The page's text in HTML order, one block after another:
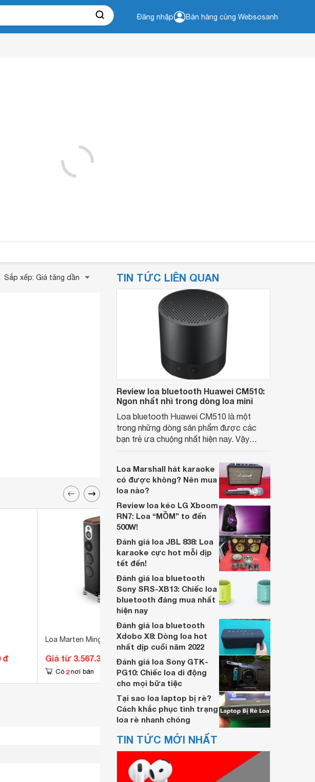
Đăng nhập Bán hàng cùng Websosanh
Sắp xếp: Giá tăng dần
đ
Loa Marten Mingus Septet
Giá từ 3.567.300.000 đ
Có 2 nơi bán
Loa Sonus Faber Aida 2017
Giá từ 3.608.000.000 đ
Có 2 nơi bán
TIN TỨC LIÊN QUAN
Review loa bluetooth Huawei CM510:
Ngon nhất nhì trong dòng loa mini
Loa bluetooth Huawei CM510 là một
trong những dòng sản phẩm được các
bạn trẻ ưa chuộng nhất hiện nay. Vậy
Loa Marshall hát karaoke
có được không? Nên mua
loa nào?
Review loa kéo LG Xboom
RN7: Loa “MỒM” to đến
500W!
Đánh giá loa JBL 838: Loa
karaoke cực hot mỗi dịp
tết đến!
Đánh giá loa bluetooth
Sony SRS-XB13: Chiếc loa
bluetooth đáng mua nhất
hiện nay
Đánh giá loa bluetooth
Xdobo X8: Dòng loa hot
nhất dịp cuối năm 2022
Đánh giá loa Sony GTK-
PG10: Chiếc loa di động
cho mọi bữa tiệc
Tại sao loa laptop bị rè?
Cách khắc phục tình trạng
loa rè nhanh chóng
TIN TỨC MỚI NHẤT